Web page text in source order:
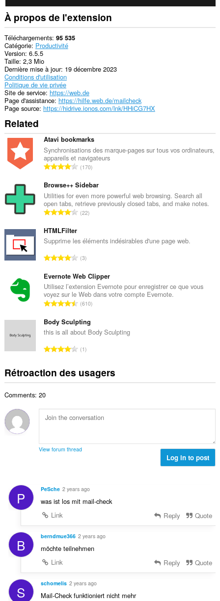
This
extension
can
create
rich
notifications
and
display
them
to
you
in
the
system
tray.
Cette
extension
peut
accéder
vos
onglets
activités
de
navigation.
À propos de l'extension
Téléchargements 95 535
Catégorie Productivité
Version 6.5.5
Taille 2,3 Mio
Dernière mise à jour 19 décembre 2023
Conditions d'utilisation
Politique de vie privée
Site de service https://web.de
Page d'assistance https://hilfe.web.de/mailcheck
Page source https://hidrive.ionos.com/lnk/HHiCG7HX
Related
Atavi bookmarks
Synchronisations des marque-pages sur tous vos ordinateurs,
appareils et navigateurs
N
m
b
r
e
x
i
m
a
l
d
'
v
a
u
t
i
s
:
170
Browse++ Sidebar
Utilities for even more powerful web browsing. Search all
open tabs, retrieve previously closed tabs, and make notes.
N
b
e
a
x
i
m
a
l
'
v
a
a
t
n
22
HTMLFilter
Supprime les éléments indésirables d'une page web.
N
m
b
r
e
a
x
i
m
l
d
v
a
u
a
n
s
3
Evernote Web Clipper
Utilisez l’extension Evernote pour enregistrer ce que vous
voyez sur le Web dans votre compte Evernote.
N
m
b
e
a
x
a
l
é
u
a
o
n
s
610
Body Sculpting
this is all about Body Sculpting
N
b
m
a
m
'
v
l
u
a
t
o
n
s
1
Rétroaction des usagers
Comments: 20
View forum thread
Log in to post
P PeSche 2 years ago
was ist los mit mail-check
Link
Reply Quote
B berndmue366 2 years ago
möchte teilnehmen
Link
Reply Quote
S schomelis 2 years ago
Mail-Check funktioniert nicht mehr